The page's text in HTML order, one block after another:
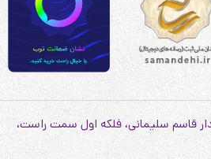
قاسم سلیمانی، فلکه اول سمت راست،